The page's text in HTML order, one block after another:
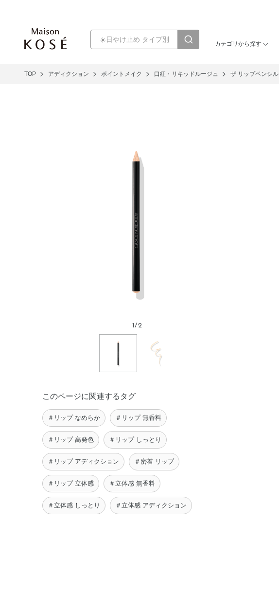
カテゴリから探す
TOP アディクション ポイントメイク 口紅・リキッドルージュ ザ リップペンシル
1/2
このページに関連するタグ
＃リップ なめらか ＃リップ 無香料
＃リップ 高発色 ＃リップ しっとり
＃リップ アディクション ＃密着 リップ
＃リップ 立体感 ＃立体感 無香料
＃立体感 しっとり ＃立体感 アディクション